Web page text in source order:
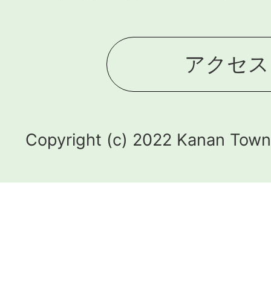
アクセス
Copyright (c) 2022 Kanan